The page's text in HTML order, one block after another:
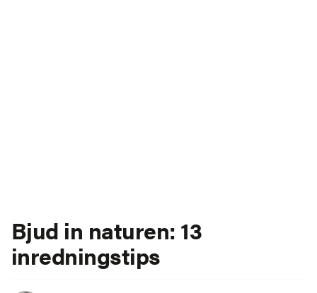
Bjud in naturen: 13
inredningstips